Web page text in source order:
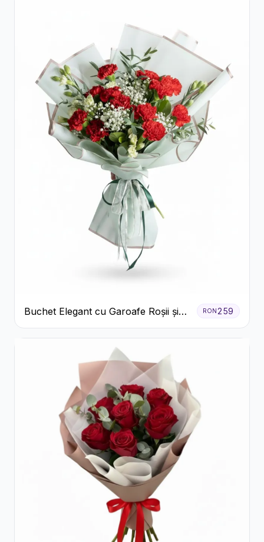
Buchet Elegant cu Garoafe Roșii și
Floarea Miresei
RON259